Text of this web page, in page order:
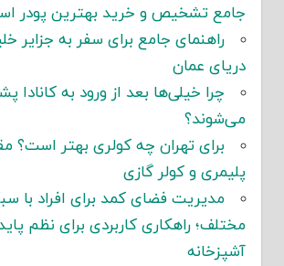
جامع تشخیص و خرید بهترین پودر
راهنمای جامع برای سفر به جزایر
دریای عمان
چرا خیلی‌ها بعد از ورود به کانادا
می‌شوند؟
برای تهران چه کولری بهتر است؟
پلیمری و کولر گازی
مدیریت فضای کمد برای افراد با
مختلف؛ راهکاری کاربردی برای نظم
آشپزخانه